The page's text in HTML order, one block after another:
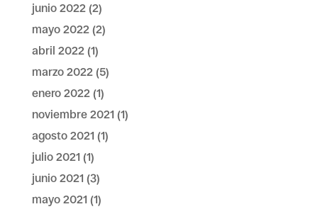
junio 2022(2)
mayo 2022(2)
abril 2022(1)
marzo 2022(5)
enero 2022(1)
noviembre 2021 (1)
agosto 2021 (1)
julio 2021 (1)
junio 2021 (3)
mayo 2021 (1)